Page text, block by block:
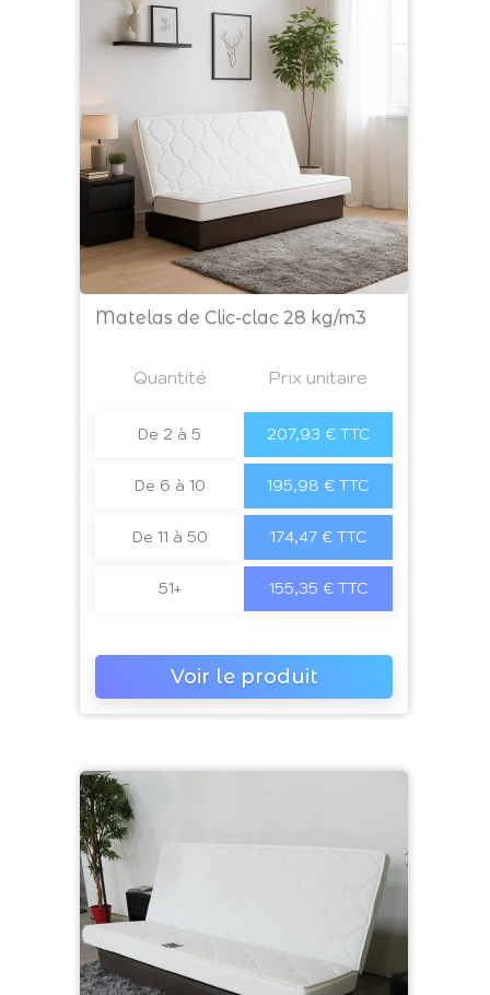
Matelas de Clic-clac 28 kg/m3
Quantité Prix unitaire
De 2 à 5 207,93 € TTC
De 6 à 10 195,98 € TTC
De 11 à 50 174,47 € TTC
51+ 155,35 € TTC
Voir le produit